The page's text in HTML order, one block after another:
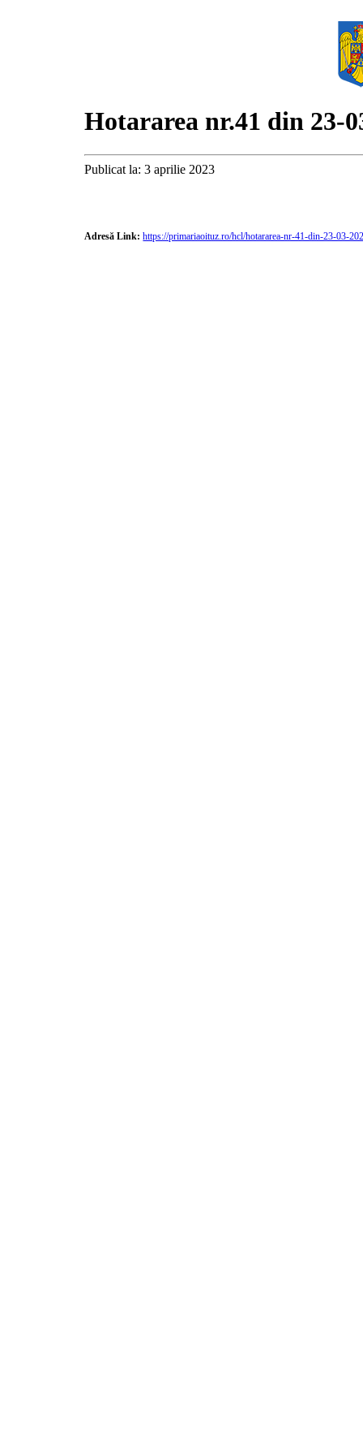
Hotararea nr.41 din 23-
Publicat la: 3 aprilie 2023
Adresă Link: https://primariaoituz.ro/hcl/hotararea-nr-41-din-23-03-